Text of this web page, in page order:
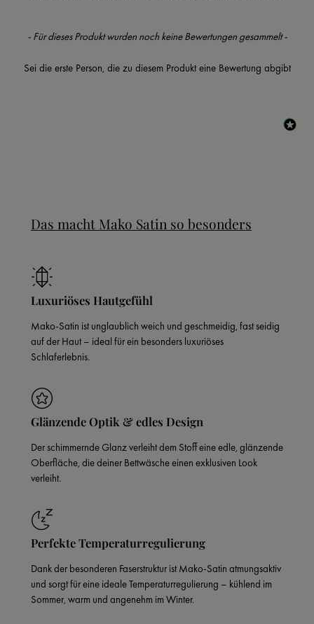
- Für dieses Produkt wurden noch keine Bewertungen gesammelt -
Sei die erste Person, die zu diesem Produkt eine Bewertung abgibt
New content loaded
Das macht Mako Satin so besonders
Luxuriöses Hautgefühl
Mako-Satin ist unglaublich weich und geschmeidig, fast seidig
auf der Haut – ideal für ein besonders luxuriöses
Schlaferlebnis.
Glänzende Optik & edles Design
Der schimmernde Glanz verleiht dem Stoff eine edle, glänzende
Oberfläche, die deiner Bettwäsche einen exklusiven Look
verleiht.
Perfekte Temperaturregulierung
Dank der besonderen Faserstruktur ist Mako-Satin atmungsaktiv
und sorgt für eine ideale Temperaturregulierung – kühlend im
Sommer, warm und angenehm im Winter.